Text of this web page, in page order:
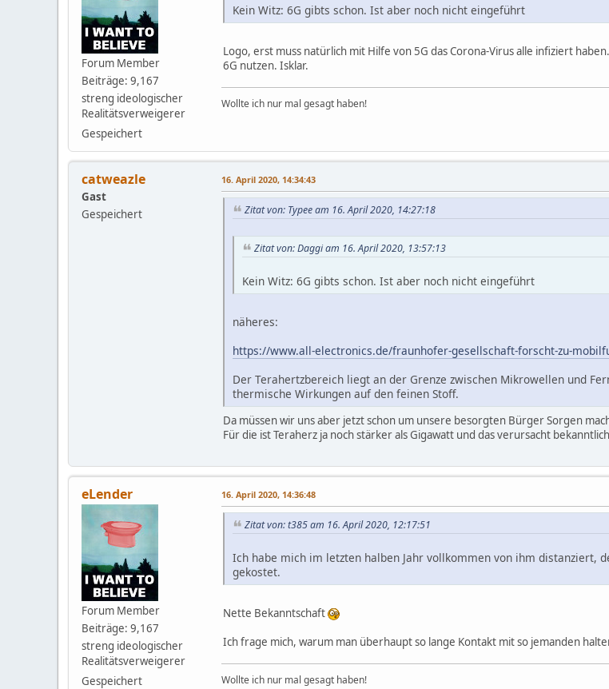
Forum Member
Beiträge: 9,167
streng ideologischer
Realitätsverweigerer
Gespeichert
Kein Witz: 6G gibts schon. Ist aber noch nicht eingeführt
Logo, erst muss natürlich mit Hilfe von 5G das Corona-Virus alle infiziert
6G nutzen. Isklar.
Wollte ich nur mal gesagt haben!
catweazle
Gast
Gespeichert
16. April 2020, 14:34:43
Zitat von: Typee am 16. April 2020, 14:27:18
Zitat von: Daggi am 16. April 2020, 13:57:13
Kein Witz: 6G gibts schon. Ist aber noch nicht eingeführt
näheres:
https://www.all-electronics.de/fraunhofer-gesellschaft-forscht-zu-
Der Terahertzbereich liegt an der Grenze zwischen Mikrowellen und
thermische Wirkungen auf den feinen Stoff.
Da müssen wir uns aber jetzt schon um unsere besorgten Bürger Sorgen
Für die ist Teraherz ja noch stärker als Gigawatt und das verursacht
eLender
Forum Member
Beiträge: 9,167
streng ideologischer
Realitätsverweigerer
Gespeichert
16. April 2020, 14:36:48
Zitat von: t385 am 16. April 2020, 12:17:51
Ich habe mich im letzten halben Jahr vollkommen von ihm distanziert,
gekostet.
Nette Bekanntschaft
Ich frage mich, warum man überhaupt so lange Kontakt mit so jemanden
Wollte ich nur mal gesagt haben!